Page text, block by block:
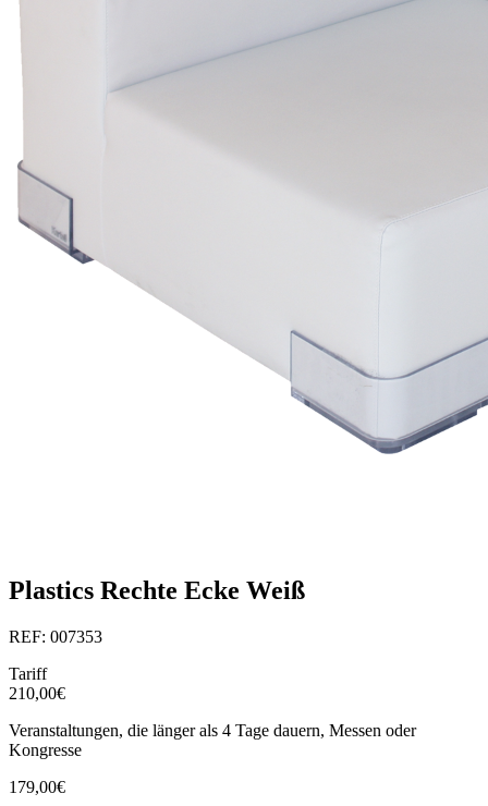
Plastics Rechte Ecke Weiß
REF: 007353
Tariff
210,00€
Veranstaltungen, die länger als 4 Tage dauern, Messen oder
Kongresse
179,00€